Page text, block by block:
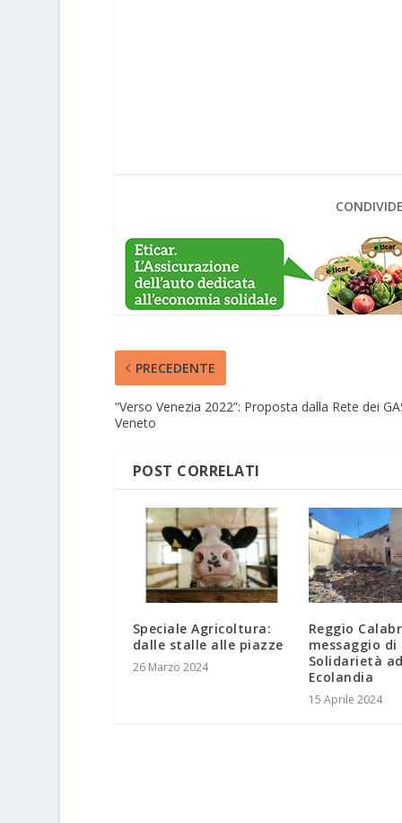
PRECEDENTE
“Verso Venezia 2022”: Proposta dalla Rete dei
Veneto
POST CORRELATI
Speciale Agricoltura:
dalle stalle alle piazze
26 Marzo 2024
Reggio
messaggio di
Solidarietà ad
Ecolandia
15 Aprile 2024